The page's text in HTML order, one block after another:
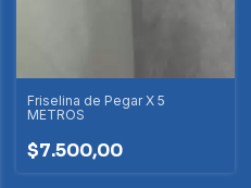
Friselina de Pegar X 5
METROS
$7.500,00